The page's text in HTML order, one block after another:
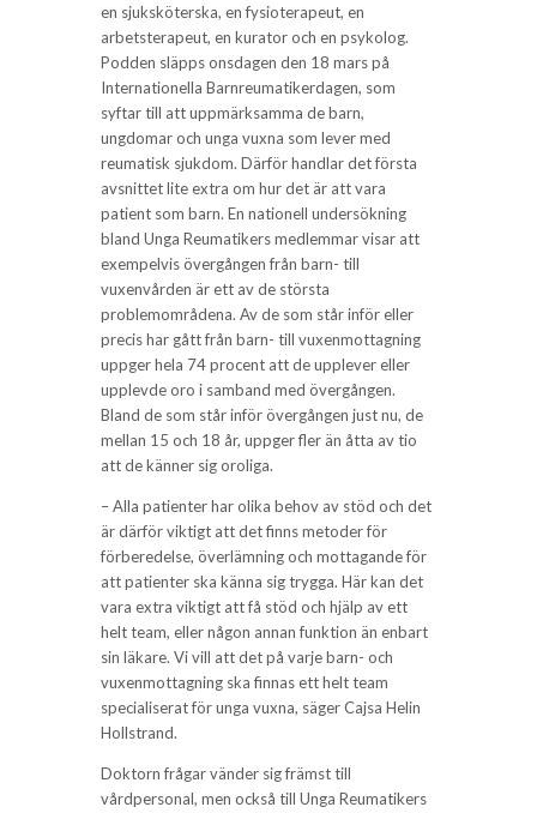
en sjuksköterska, en fysioterapeut, en
arbetsterapeut, en kurator och en psykolog.
Podden släpps onsdagen den 18 mars på
Internationella Barnreumatikerdagen, som
syftar till att uppmärksamma de barn,
ungdomar och unga vuxna som lever med
reumatisk sjukdom. Därför handlar det första
avsnittet lite extra om hur det är att vara
patient som barn. En nationell undersökning
bland Unga Reumatikers medlemmar visar att
exempelvis övergången från barn- till
vuxenvården är ett av de största
problemområdena. Av de som står inför eller
precis har gått från barn- till vuxenmottagning
uppger hela 74 procent att de upplever eller
upplevde oro i samband med övergången.
Bland de som står inför övergången just nu, de
mellan 15 och 18 år, uppger fler än åtta av tio
att de känner sig oroliga.
– Alla patienter har olika behov av stöd och det
är därför viktigt att det finns metoder för
förberedelse, överlämning och mottagande för
att patienter ska känna sig trygga. Här kan det
vara extra viktigt att få stöd och hjälp av ett
helt team, eller någon annan funktion än enbart
sin läkare. Vi vill att det på varje barn- och
vuxenmottagning ska finnas ett helt team
specialiserat för unga vuxna, säger Cajsa Helin
Hollstrand.
Doktorn frågar vänder sig främst till
vårdpersonal, men också till Unga Reumatikers